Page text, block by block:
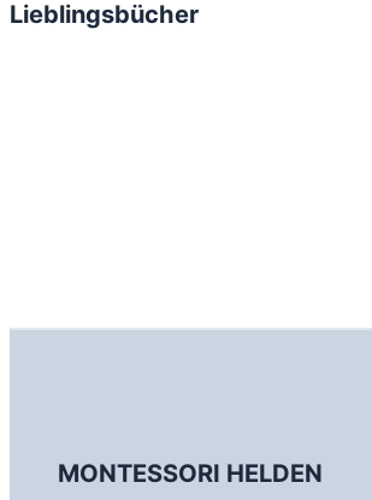
Lieblingsbücher
MONTESSORI HELDEN